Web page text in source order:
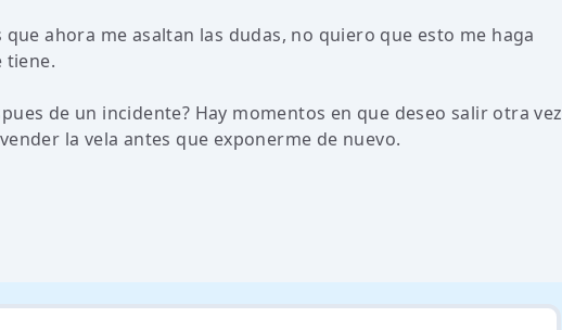
ahora me asaltan las dudas, no quiero que esto me haga
tiene.
de un incidente? Hay momentos en que deseo salir otra vez
la vela antes que exponerme de nuevo.